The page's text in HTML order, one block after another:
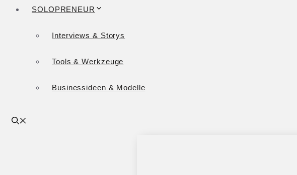
SOLOPRENEUR
Interviews & Storys
Tools & Werkzeuge
Businessideen & Modelle